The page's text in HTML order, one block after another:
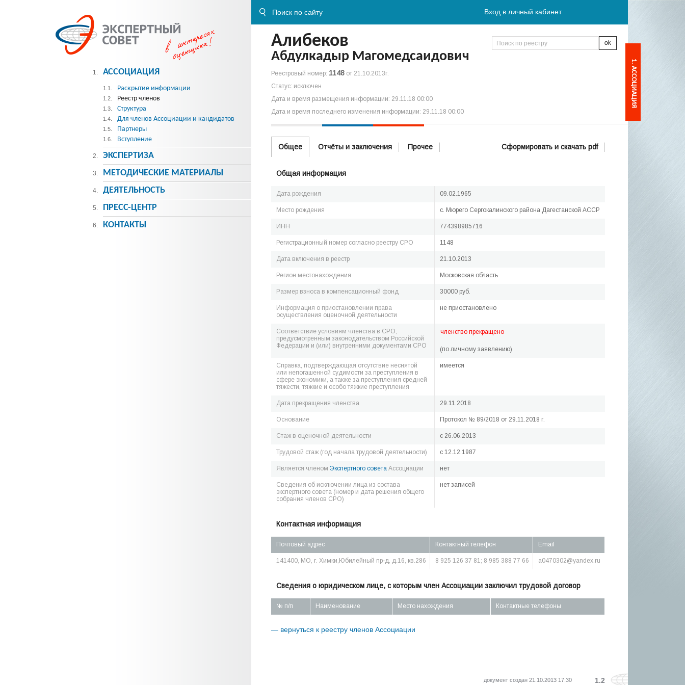
Вход в личный кабинет
Алибеков
Абдулкадыр Магомедсаидович
Реестровый номер: 1148 от 21.10.2013г.
Статус: исключен
Дата и время размещения информации: 29.11.18 00:00
Дата и время последнего изменения информации: 29.11.18 00:00
Общее Отчёты и заключения Прочее Сформировать и скачать pdf
Общая информация
Дата рождения 09.02.1965
Место рождения с. Мюрего Сергокалинского района Дагестанской АССР
ИНН 774398985716
Регистрационный номер согласно реестру СРО 1148
Дата включения в реестр 21.10.2013
Регион местонахождения Московская область
Размер взноса в компенсационный фонд 30000 руб.
Информация о приостановлении права
осуществления оценочной деятельности
не приостановлено
Соответствие условиям членства в СРО,
предусмотренным законодательством Российской
Федерации и (или) внутренними документами СРО
членство прекращено
(по личному заявлению)
Справка, подтверждающая отсутствие неснятой
или непогашенной судимости за преступления в
сфере экономики, а также за преступления средней
тяжести, тяжкие и особо тяжкие преступления
имеется
Дата прекращения членства 29.11.2018
Основание Протокол № 89/2018 от 29.11.2018 г.
Стаж в оценочной деятельности c 26.06.2013
Трудовой стаж (год начала трудовой деятельности) c 12.12.1987
Является членом Экспертного совета Ассоциации нет
Сведения об исключении лица из состава
экспертного совета (номер и дата решения общего
собрания членов СРО)
нет записей
Контактная информация
Почтовый адрес Контактный телефон Email
141400, МО, г. Химки,Юбилейный пр-д, д.16, кв.286 8 925 126 37 81; 8 985 388 77 66 a0470302@yandex.ru
Сведения о юридическом лице, с которым член Ассоциации заключил трудовой договор
№ п/п Наименование Место нахождения Контактные телефоны
— вернуться к реестру членов Ассоциации
1. АССОЦИАЦИЯ
1.1. Раскрытие информации
1.2. Реестр членов
1.3. Структура
1.4. Для членов Ассоциации и кандидатов
1.5. Партнеры
1.6. Вступление
2. ЭКСПЕРТИЗА
3. МЕТОДИЧЕСКИE МАТЕРИАЛЫ
4. ДЕЯТЕЛЬНОСТЬ
5. ПРЕСС-ЦЕНТР
6. КОНТАКТЫ
документ создан 21.10.2013 17:30 1.2
1. АССОЦИАЦИЯ